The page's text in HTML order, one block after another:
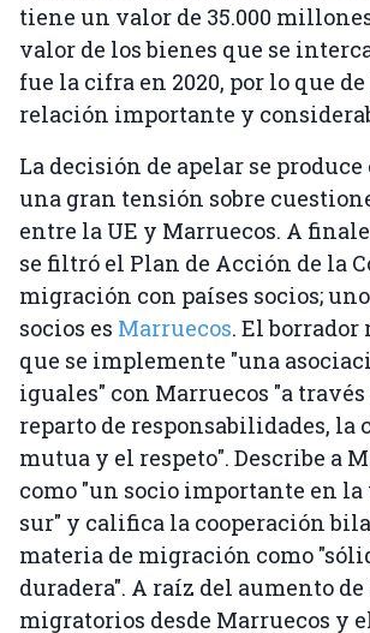
tiene un valor de 35.000
valor de los bienes que se
fue la cifra en 2020, por lo que
relación importante y
La decisión de apelar se produce
una gran tensión sobre
entre la UE y Marruecos. A
se filtró el Plan de Acción de la
migración con países socios; uno
socios es Marruecos. El
que se implemente "una
iguales" con Marruecos "a
reparto de responsabilidades, la
mutua y el respeto". Describe a
como "un socio importante en
sur" y califica la cooperación
materia de migración como
duradera". A raíz del aumento
migratorios desde Marruecos y